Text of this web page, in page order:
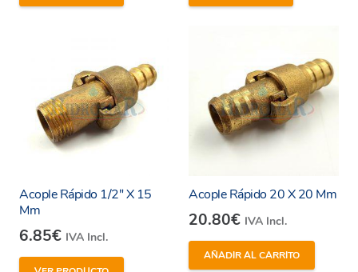
Acople Rápido 1/2″ X 15
Mm
6.85€ IVA Incl.
Acople Rápido 20 X 20 Mm
20.80€ IVA Incl.
AÑADIR AL CARRITO